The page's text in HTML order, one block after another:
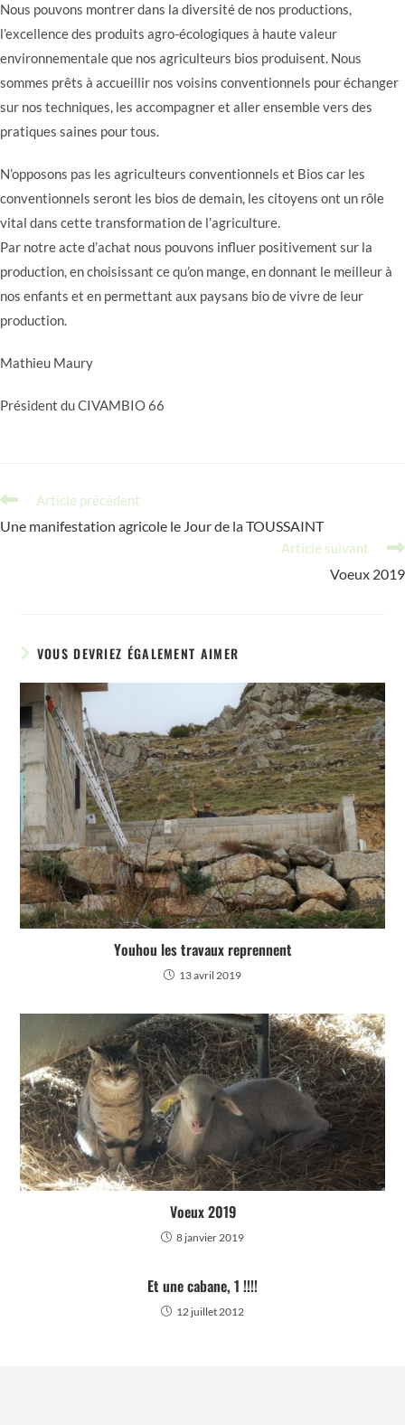
Nous pouvons montrer dans la diversité de nos productions,
l’excellence des produits agro-écologiques à haute valeur
environnementale que nos agriculteurs bios produisent. Nous
sommes prêts à accueillir nos voisins conventionnels pour échanger
sur nos techniques, les accompagner et aller ensemble vers des
pratiques saines pour tous.
N’opposons pas les agriculteurs conventionnels et Bios car les
conventionnels seront les bios de demain, les citoyens ont un rôle
vital dans cette transformation de l’agriculture.
Par notre acte d’achat nous pouvons influer positivement sur la
production, en choisissant ce qu’on mange, en donnant le meilleur à
nos enfants et en permettant aux paysans bio de vivre de leur
production.
Mathieu Maury
Président du CIVAMBIO 66
Read
articles
Article précédent
Une manifestation agricole le Jour de la TOUSSAINT
Article suivant
Voeux 2019
VOUS DEVRIEZ ÉGALEMENT AIMER
Youhou les travaux reprennent
13 avril 2019
Voeux 2019
8 janvier 2019
Et une cabane, 1 !!!!
12 juillet 2012